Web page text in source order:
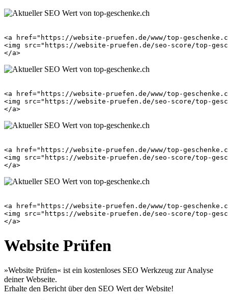
<a href="https://website-pruefen.de/www/top-
<img src="https://website-pruefen.de/seo-score/top-
<a href="https://website-pruefen.de/www/top-
<img src="https://website-pruefen.de/seo-score/top-
<a href="https://website-pruefen.de/www/top-
<img src="https://website-pruefen.de/seo-score/top-
<a href="https://website-pruefen.de/www/top-
<img src="https://website-pruefen.de/seo-score/top-
Website Prüfen
»Website Prüfen« ist ein kostenloses SEO Werkzeug zur Analyse
deiner Webseite.
Erhalte den Bericht über den SEO Wert der Website!